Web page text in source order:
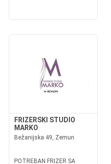
FRIZERSKI STUDIO
MARKO
Bežanijska 49, Zemun
POTREBAN FRIZER SA